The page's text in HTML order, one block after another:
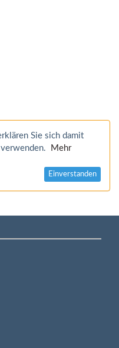
Sie sich damit
Mehr
Einverstanden